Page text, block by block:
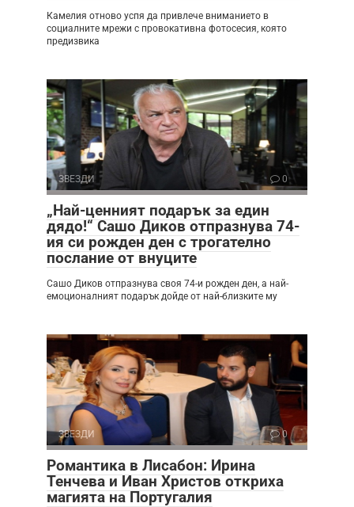
Камелия отново успя да привлече вниманието в
социалните мрежи с провокативна фотосесия, която
предизвика
ЗВЕЗДИ 0
„Най-ценният подарък за един
дядо!“ Сашо Диков отпразнува 74-
ия си рожден ден с трогателно
послание от внуците
Сашо Диков отпразнува своя 74-и рожден ден, а най-
емоционалният подарък дойде от най-близките му
ЗВЕЗДИ 0
Романтика в Лисабон: Ирина
Тенчева и Иван Христов откриха
магията на Португалия